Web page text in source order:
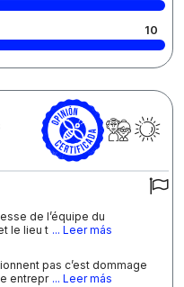
10
de l’équipe du
le lieu t ... Leer más
pas c’est dommage
entrepr ... Leer más